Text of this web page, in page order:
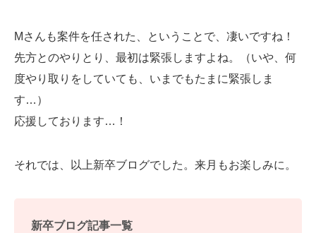
Mさんも案件を任された、ということで、凄いですね！
先方とのやりとり、最初は緊張しますよね。（いや、何
度やり取りをしていても、いまでもたまに緊張しま
す…）
応援しております…！
それでは、以上新卒ブログでした。来月もお楽しみに。
新卒ブログ記事一覧